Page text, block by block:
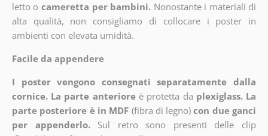
letto o cameretta per bambini. Nonostante i materiali di
alta qualità, non consigliamo di collocare i poster in
ambienti con elevata umidità.
Facile da appendere
I poster vengono consegnati separatamente dalla
cornice. La parte anteriore è protetta da plexiglass. La
parte posteriore è in MDF (fibra di legno) con due ganci
per appenderlo.
Sul retro sono presenti delle clip